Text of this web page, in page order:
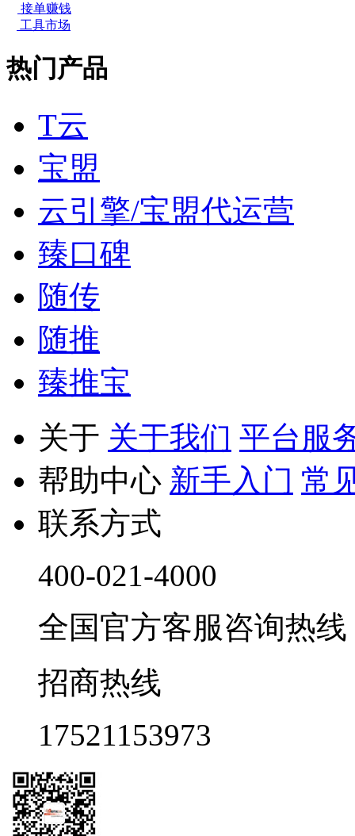
接单赚钱
工具市场
热门产品
T云
宝盟
云引擎/宝盟代运营
臻口碑
随传
随推
臻推宝
关于 关于我们 平台服
帮助中心 新手入门 常
联系方式
400-021-4000
全国官方客服咨询热线
招商热线
17521153973